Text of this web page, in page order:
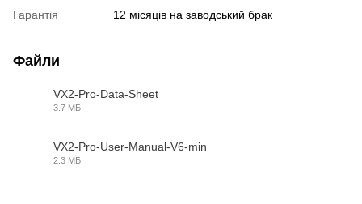
Гарантія 12 місяців на заводський брак
Файли
VX2-Pro-Data-Sheet
3.7 МБ
VX2-Pro-User-Manual-V6-min
2.3 МБ